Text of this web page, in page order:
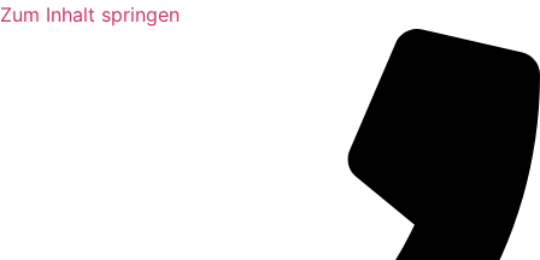
Zum Inhalt springen